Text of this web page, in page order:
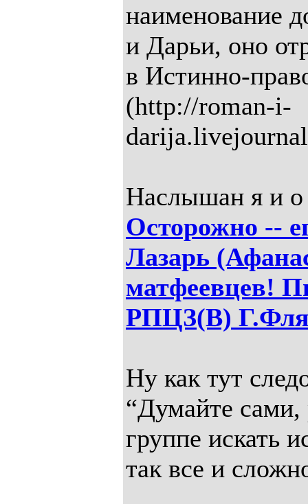
наименование
и Дарьи, оно
в Истинно-
(http://roman-i-
Наслышан я и о
Осторожно --
Лазарь
матфеевцев!
РПЦЗ(В)
Ну как тут
“Думайте сами,
группе искать
так все и